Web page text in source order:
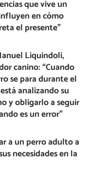
que vive un
en cómo
el presente”
Liquindoli,
canino: “Cuando
se para durante el
analizando su
y obligarlo a seguir
es un error”
a un perro adulto a
necesidades en la